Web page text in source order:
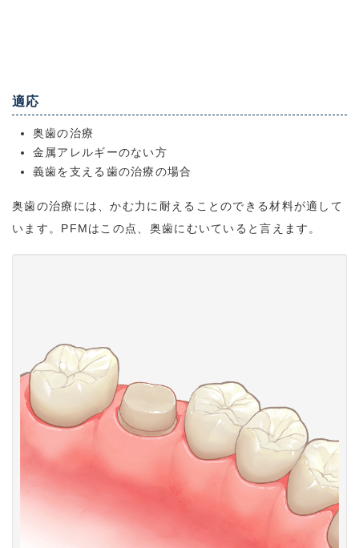
適応
奥歯の治療
金属アレルギーのない方
義歯を支える歯の治療の場合
奥歯の治療には、かむ力に耐えることのできる材料が適して
います。PFMはこの点、奥歯にむいていると言えます。